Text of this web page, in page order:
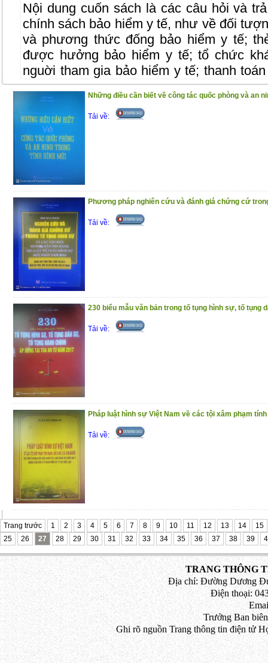
Nội dung cuốn sách là các câu hỏi và
chính sách bảo hiểm y tế, như về đối
và phương thức đống bảo hiểm y tế;
được hưởng bảo hiểm y tế; tổ chức
nguời tham gia bảo hiểm y tế; thanh
bệnh bảo hiểm y tế; quỹ bảo hiểm y tế;
các bên liên quan đến bảo hiểm y tế…
Cuốn sách gồm 2 phần :
Phần I : Hỏi – đáp pháp luật về bảo
phần trả lời được trình bày theo
chương trong Luật Bảo hiểm y tế
Phần II : Một số văn bản quy phạm pháp
y tế
Trân trọng giới thiệu đến bạn đọc !
(10/12/2020)
Những điều cần biết về công tác quốc phòng và an
Tải về:
Phương pháp nghiên cứu và đánh giá chứng cứ
Tải về:
230 biểu mẫu văn bản trong tố tụng hình sự, tố tụng
Tải về:
Pháp luật hình sự Việt Nam về các tội xâm phạm
Tải về:
Trang trước 1 2 3 4 5 6 7 8 9 10 11 12 13 14
15
25
26 27 28 29 30 31 32 33 34 35 36 37 38 39
TRANG THÔNG
Địa chỉ: Đường Dương
Điện thoại:
Trưởng Ban
Ghi rõ nguồn Trang thông tin điện tử